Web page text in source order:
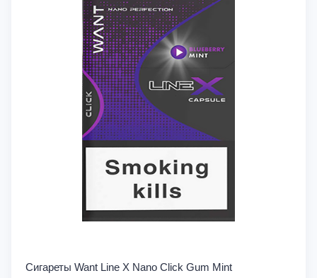
Сигареты Want Line X Nano Click Gum Mint